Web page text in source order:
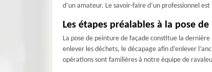
d’un amateur. Le savoir-faire d’un professionnel
Les étapes préalables à la pose
La pose de peinture de façade constitue la
enlever les déchets, le décapage afin d’enlever
opérations sont familières à notre équipe de